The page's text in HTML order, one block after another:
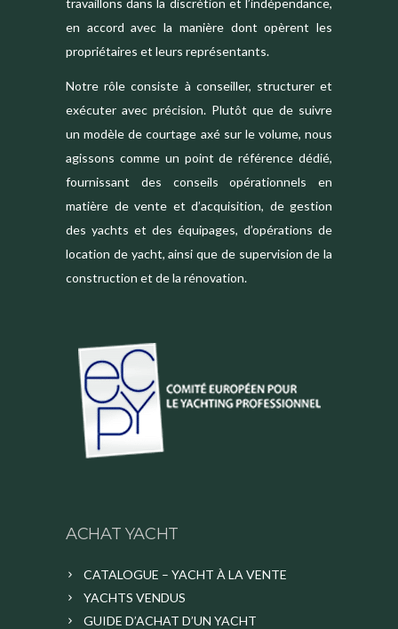
en accord avec la manière dont opèrent les
propriétaires et leurs représentants.
Notre rôle consiste à conseiller, structurer et
exécuter avec précision. Plutôt que de suivre
un modèle de courtage axé sur le volume, nous
agissons comme un point de référence dédié,
fournissant des conseils opérationnels en
matière de vente et d’acquisition, de gestion
des yachts et des équipages, d’opérations de
location de yacht, ainsi que de supervision de la
construction et de la rénovation.
ACHAT YACHT
CATALOGUE – YACHT À LA VENTE
YACHTS VENDUS
GUIDE D’ACHAT D’UN YACHT